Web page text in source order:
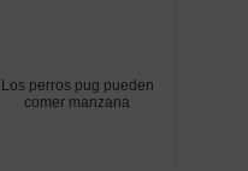
Los perros pug pueden
comer manzana